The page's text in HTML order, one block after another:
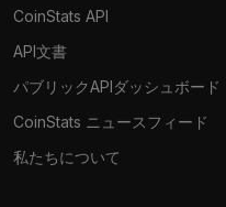
CoinStats API
API文書
パブリックAPIダッシュボード
CoinStats ニュースフィード
私たちについて